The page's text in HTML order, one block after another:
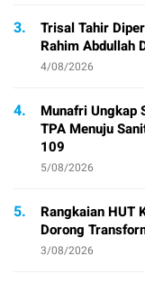
3.
Trisal Tahir
Rahim Abdullah
4/08/2026
4.
Munafri Ungkap
TPA Menuju
109
5/08/2026
5.
Rangkaian HUT
Dorong
3/08/2026